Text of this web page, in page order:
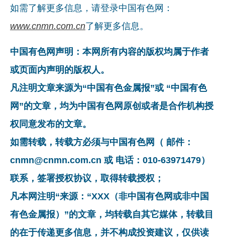
如需了解更多信息，请登录中国有色网：
www.cnmn.com.cn了解更多信息。
中国有色网声明：本网所有内容的版权均属于作者
或页面内声明的版权人。
凡注明文章来源为“中国有色金属报”或 “中国有色
网”的文章，均为中国有色网原创或者是合作机构授
权同意发布的文章。
如需转载，转载方必须与中国有色网（ 邮件：
cnmn@cnmn.com.cn 或 电话：010-63971479）
联系，签署授权协议，取得转载授权；
凡本网注明“来源：“XXX（非中国有色网或非中国
有色金属报）”的文章，均转载自其它媒体，转载目
的在于传递更多信息，并不构成投资建议，仅供读